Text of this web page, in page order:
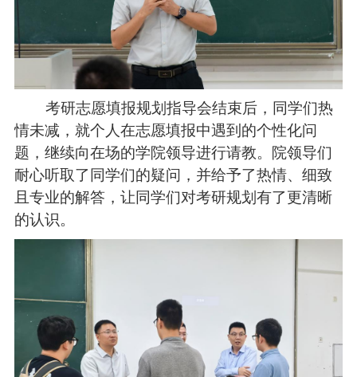
考研志愿填报规划指导会结束后，同学们热
情未减，就个人在志愿填报中遇到的个性化问
题，继续向在场的学院领导进行请教。院领导们
耐心听取了同学们的疑问，并给予了热情、细致
且专业的解答，让同学们对考研规划有了更清晰
的认识。